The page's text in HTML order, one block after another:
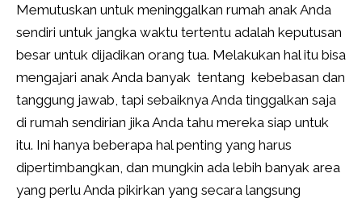
Memutuskan untuk meninggalkan rumah anak Anda
sendiri untuk jangka waktu tertentu adalah keputusan
besar untuk dijadikan orang tua. Melakukan hal itu bisa
mengajari anak Anda banyak tentang kebebasan dan
tanggung jawab, tapi sebaiknya Anda tinggalkan saja
di rumah sendirian jika Anda tahu mereka siap untuk
itu. Ini hanya beberapa hal penting yang harus
dipertimbangkan, dan mungkin ada lebih banyak area
yang perlu Anda pikirkan yang secara langsung